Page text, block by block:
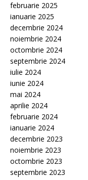
februarie 2025
ianuarie 2025
decembrie 2024
noiembrie 2024
octombrie 2024
septembrie 2024
iulie 2024
iunie 2024
mai 2024
aprilie 2024
februarie 2024
ianuarie 2024
decembrie 2023
noiembrie 2023
octombrie 2023
septembrie 2023